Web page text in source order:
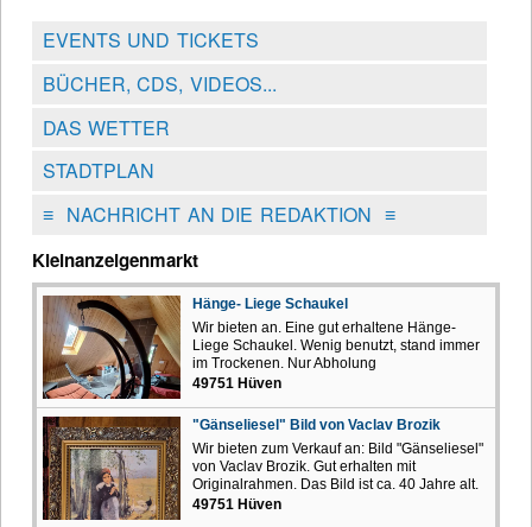
EVENTS UND TICKETS
BÜCHER, CDS, VIDEOS...
DAS WETTER
STADTPLAN
≡NACHRICHT AN DIE REDAKTION ≡
Kleinanzeigenmarkt
Hänge- Liege Schaukel
Wir bieten an. Eine gut erhaltene Hänge-
Liege Schaukel. Wenig benutzt, stand immer
im Trockenen. Nur Abholung
49751 Hüven
"Gänseliesel" Bild von Vaclav Brozik
Wir bieten zum Verkauf an: Bild "Gänseliesel"
von Vaclav Brozik. Gut erhalten mit
Originalrahmen. Das Bild ist ca. 40 Jahre alt.
49751 Hüven